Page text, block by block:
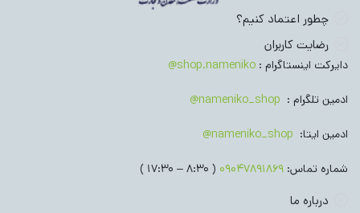
چطور اعتماد کنیم؟
رضایت کاربران
دایرکت اینستاگرام : shop.nameniko@
ادمین تلگرام : nameniko_shop@
ادمین ایتا: nameniko_shop@
شماره تماس: 09047891869
( 8:30 – 17:30 )
درباره ما